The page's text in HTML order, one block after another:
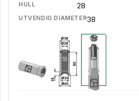
HULL 28
UTVENDIG DIAMETER38